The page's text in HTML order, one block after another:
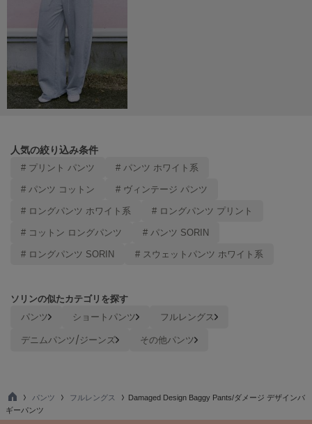
ネズ
NIKE
ナイキ
NOWNS
null.
On
Onitsuka Tiger
ORGUE
オルグ
オル
PATRICK
パトリック
人気の絞り込み条件
# プリント パンツ # パンツ ホワイト系
# パンツ コットン # ヴィンテージ パンツ
# ロングパンツ ホワイト系 # ロングパンツ プリント
# コットン ロングパンツ # パンツ SORIN
# ロングパンツ SORIN # スウェットパンツ ホワイト系
ソリンの似たカテゴリを探す
パンツ ショートパンツ
フルレングス
デニムパンツ/ジーンズ
その他パンツ
TO
P
パンツ フルレングス
Damaged Design Baggy Pants/ダメージ デザインバ
ギーパンツ